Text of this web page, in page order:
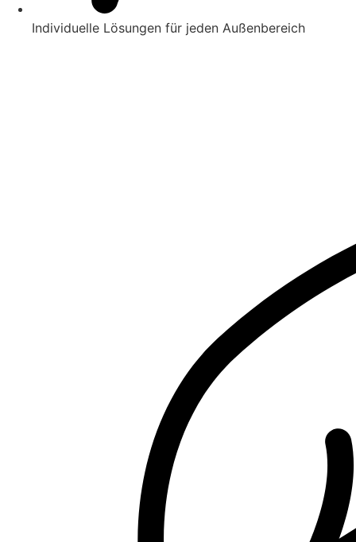
Individuelle Lösungen für jeden Außenbereich